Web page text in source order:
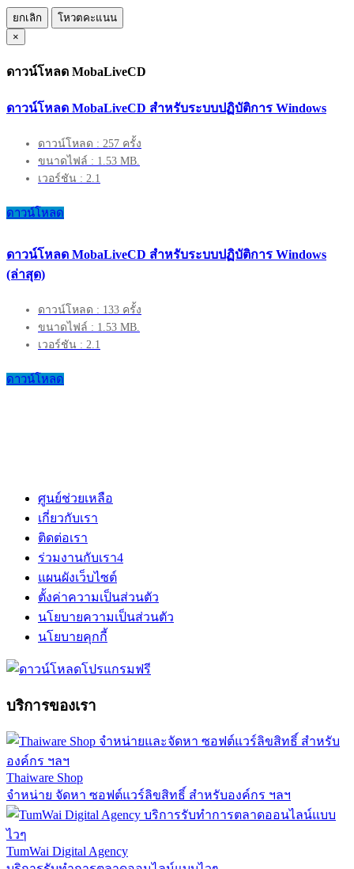
ยกเลิก
โหวตคะแนน
×
ดาวน์โหลด MobaLiveCD
ดาวน์โหลด MobaLiveCD สำหรับระบบปฏิบัติการ Windows
ดาวน์โหลด : 257 ครั้ง
ขนาดไฟล์ : 1.53 MB.
เวอร์ชัน : 2.1
ดาวน์โหลด
ดาวน์โหลด MobaLiveCD สำหรับระบบปฏิบัติการ Windows
(ล่าสุด)
ดาวน์โหลด : 133 ครั้ง
ขนาดไฟล์ : 1.53 MB.
เวอร์ชัน : 2.1
ดาวน์โหลด
ศูนย์ช่วยเหลือ
เกี่ยวกับเรา
ติดต่อเรา
ร่วมงานกับเรา4
แผนผังเว็บไซต์
ตั้งค่าความเป็นส่วนตัว
นโยบายความเป็นส่วนตัว
นโยบายคุกกี้
บริการของเรา
Thaiware Shop
จำหน่าย จัดหา ซอฟต์แวร์ลิขสิทธิ์ สำหรับองค์กร ฯลฯ
TumWai Digital Agency